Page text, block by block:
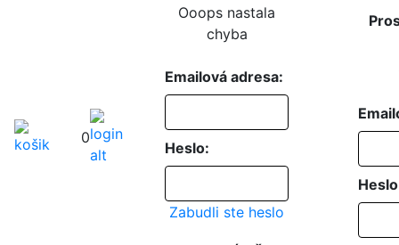
0
Ooops nastala
chyba
Emailová adresa:
Heslo:
Zabudli ste heslo